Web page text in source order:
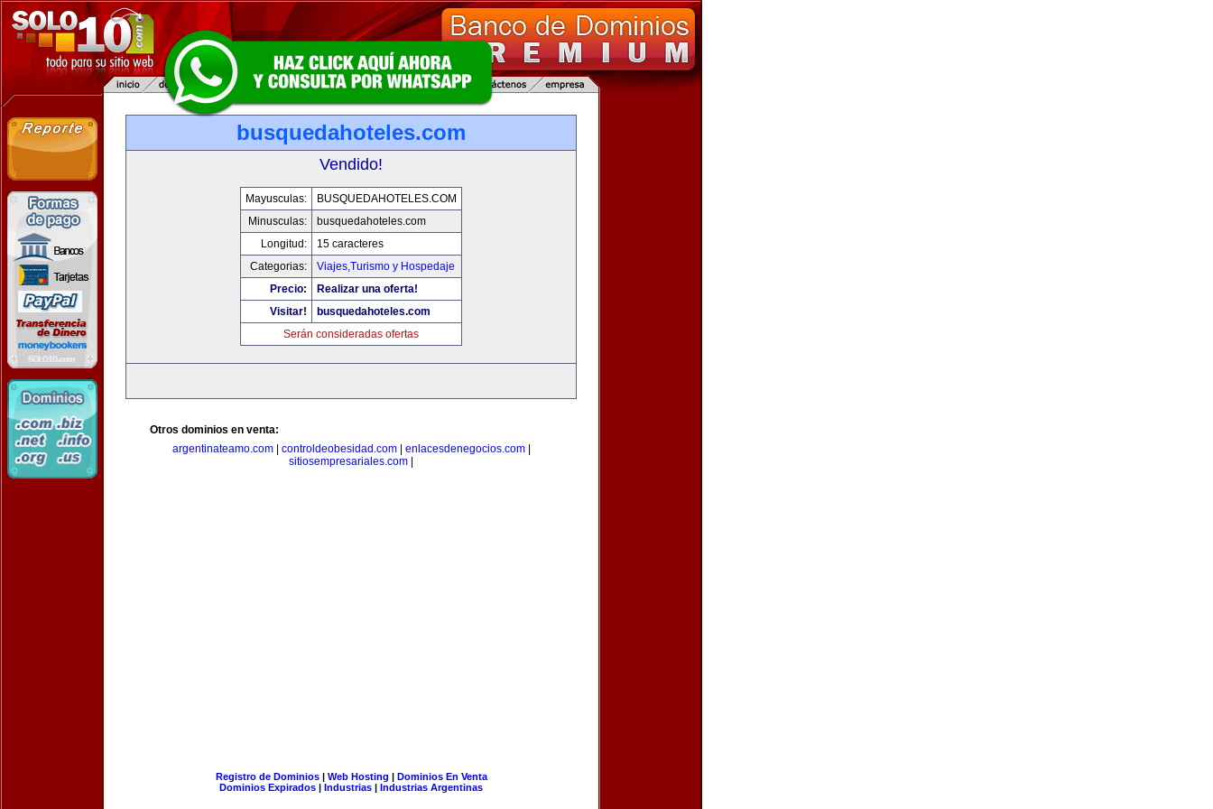
busquedahoteles.com
Vendido!
Mayusculas:
BUSQUEDAHOTELES.COM
Minusculas:
busquedahoteles.com
Longitud:
15 caracteres
Categorias:
Viajes,Turismo y Hospedaje
Precio:
Realizar una oferta!
Visitar!
busquedahoteles.com
Serán consideradas ofertas
Otros dominios en venta:
argentinateamo.com| controldeobesidad.com| enlacesdenegocios.com|
sitiosempresariales.com
Registro de Dominios| Web Hosting | Dominios En Venta
Dominios Expirados | Industrias | Industrias Argentinas